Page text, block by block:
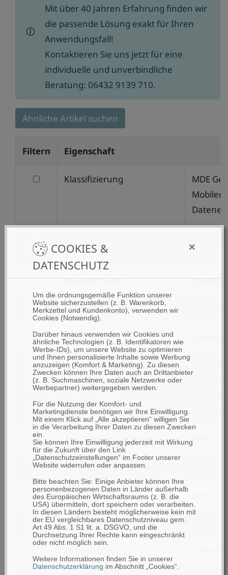
COOKIES &
DATENSCHUTZ
×
Um die ordnungsgemäße Funktion unserer
Website sicherzustellen (z. B. Warenkorb,
Merkzettel und Kundenkonto), verwenden wir
Cookies (Notwendig).
Darüber hinaus verwenden wir Cookies und
ähnliche Technologien (z. B. Identifikatoren wie
Werbe-IDs), um unsere Website zu optimieren
und Ihnen personalisierte Inhalte sowie Werbung
anzuzeigen (Komfort & Marketing). Zu diesen
Zwecken können Ihre Daten auch an Drittanbieter
(z. B. Suchmaschinen, soziale Netzwerke oder
Werbepartner) weitergegeben werden.
Für die Nutzung der Komfort- und
Marketingdienste benötigen wir Ihre Einwilligung.
Mit einem Klick auf „Alle akzeptieren“ willigen Sie
in die Verarbeitung Ihrer Daten zu diesen Zwecken
ein.
Sie können Ihre Einwilligung jederzeit mit Wirkung
für die Zukunft über den Link
„Datenschutzeinstellungen“ im Footer unserer
Website widerrufen oder anpassen.
Bitte beachten Sie: Einige Anbieter können Ihre
personenbezogenen Daten in Länder außerhalb
des Europäischen Wirtschaftsraums (z. B. die
USA) übermitteln, dort speichern oder verarbeiten.
In diesen Ländern besteht möglicherweise kein mit
der EU vergleichbares Datenschutzniveau gem.
Art 49 Abs. 1 S1 lit. a. DSGVO, und die
Durchsetzung Ihrer Rechte kann eingeschränkt
oder nicht möglich sein.
Weitere Informationen finden Sie in unserer
Datenschutzerklärung im Abschnitt „Cookies“.
Mit über 40 Jahren Erfahrung finden wir
die passende Lösung exakt für Ihren
Anwendungsfall!
Kontaktieren Sie uns jetzt für eine
individuelle und unverbindliche
Beratung: 06432 9139 710.
Ähnliche Artikel suchen
Filtern Eigenschaft
filtern
Klassifizierung
MDE
Mobilen
nach
Scannereinheit
(2D)
filtern
nach
Lesereichweite
Lesereichweite
filtern
nach
Scanrichtung
Scanrichtung
filtern
nach
Scanoptionen
Scanoptionen
filtern
nach
Kommunikation
Kommunikation
filtern
nach
Anschlussmöglichkeit
Anschlussmöglichkeit USB
filtern
nach
Verwendungsmöglichkeiten
Verwendungsmöglichkeiten
filtern
nach
Eingabetasten
Eingabetasten
filtern
nach
Schutzklasse
nach